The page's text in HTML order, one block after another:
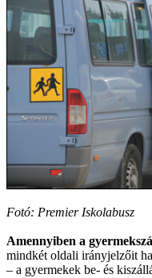
Fotó: Premier Iskolabusz
Amennyiben a
mindkét oldali irányjelzőit
– a gyermekek be- és